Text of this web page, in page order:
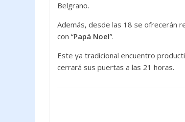
Belgrano.
Además, desde las 18 se ofrecerán
con “Papá Noel”.
Este ya tradicional encuentro
cerrará sus puertas a las 21 horas.